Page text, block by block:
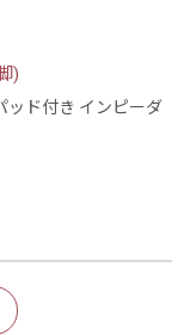
)
ッド付き インピーダ